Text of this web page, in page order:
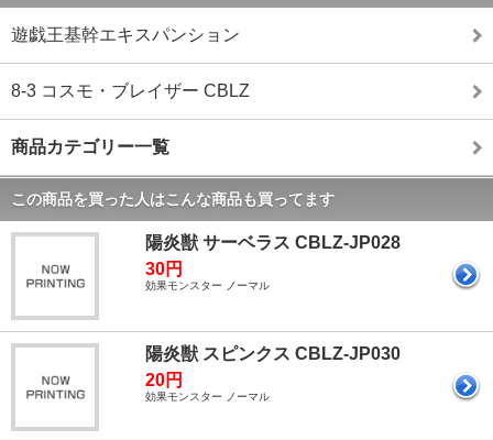
遊戯王基幹エキスパンション
8-3 コスモ・ブレイザー CBLZ
商品カテゴリー一覧
この商品を買った人はこんな商品も買ってます
陽炎獣 サーベラス CBLZ-JP028
30円
効果モンスター ノーマル
陽炎獣 スピンクス CBLZ-JP030
20円
効果モンスター ノーマル